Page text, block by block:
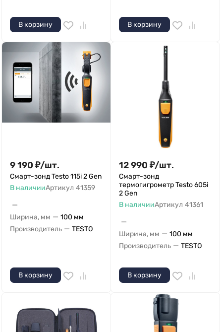
В корзину В корзину
9 190 ₽/шт.
Смарт-зонд Testo 115i 2 Gen
В наличииАртикул 41359
—
Ширина, мм — 100 мм
Производитель — TESTO
В корзину
12 990 ₽/шт.
Смарт-зонд
термогигрометр Testo 605i
2 Gen
В наличииАртикул 41361
—
Ширина, мм — 100 мм
Производитель — TESTO
В корзину